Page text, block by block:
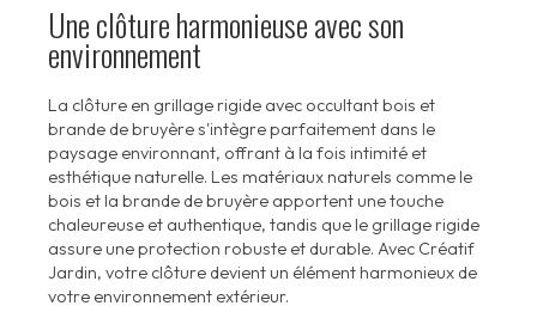
Une clôture harmonieuse avec son
environnement
La clôture en grillage rigide avec occultant bois et
brande de bruyère s'intègre parfaitement dans le
paysage environnant, offrant à la fois intimité et
esthétique naturelle. Les matériaux naturels comme le
bois et la brande de bruyère apportent une touche
chaleureuse et authentique, tandis que le grillage rigide
assure une protection robuste et durable. Avec Créatif
Jardin, votre clôture devient un élément harmonieux de
votre environnement extérieur.